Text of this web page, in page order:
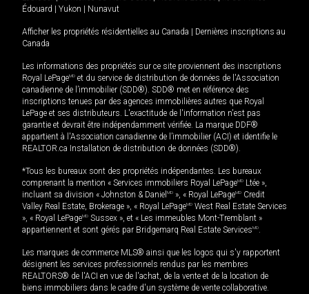
Édouard
Yukon Nunavut
Afficher les propriétés résidentielles au Canada
Dernières inscriptions au
Canada
Les informations des propriétés sur ce site proviennent des inscriptions
Royal LePageMD et du service de distribution de données de l'Association
canadienne de l’immobilier (SDD®). SDD® met en référence des
inscriptions tenues par des agences immobilières autres que Royal
LePage et ses distributeurs. L'exactitude de l'information n'est pas
garantie et devrait être indépendamment vérifiée. La marque DDF®
appartient à l'Association canadienne de l’immobilier (ACI) et identifie le
REALTOR.ca Installation de distribution de données (SDD®).
*Tous les bureaux sont des propriétés indépendantes. Les bureaux
comprenant la mention « Services immobiliers Royal LePageMD Ltée »,
incluant sa division « Johnston & Daniel MD », « Royal LePageMD Credit
Valley Real Estate, Brokerage », « Royal LePageMD West Real Estate Services
», « Royal LePageMD Sussex », et « Les immeubles Mont-Tremblant »
appartiennent et sont gérés par Bridgemarq Real Estate ServicesMD.
Les marques de commerce MLS® ainsi que les logos qui s'y rapportent
désignent les services professionnels rendus par les membres
REALTORS® de l'ACI en vue de l'achat, de la vente et de la location de
biens immobiliers dans le cadre d'un système de vente collaborative.